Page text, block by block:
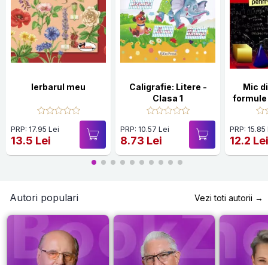
Ierbarul meu
PRP: 17.95 Lei
13.5 Lei
Caligrafie: Litere -
Clasa 1
PRP: 10.57 Lei
8.73 Lei
Mic
pentru
PRP:
12.2
Autori populari Vezi toti autorii →